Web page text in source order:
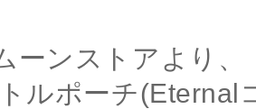
ーンストアより
ルポーチ(Eternal